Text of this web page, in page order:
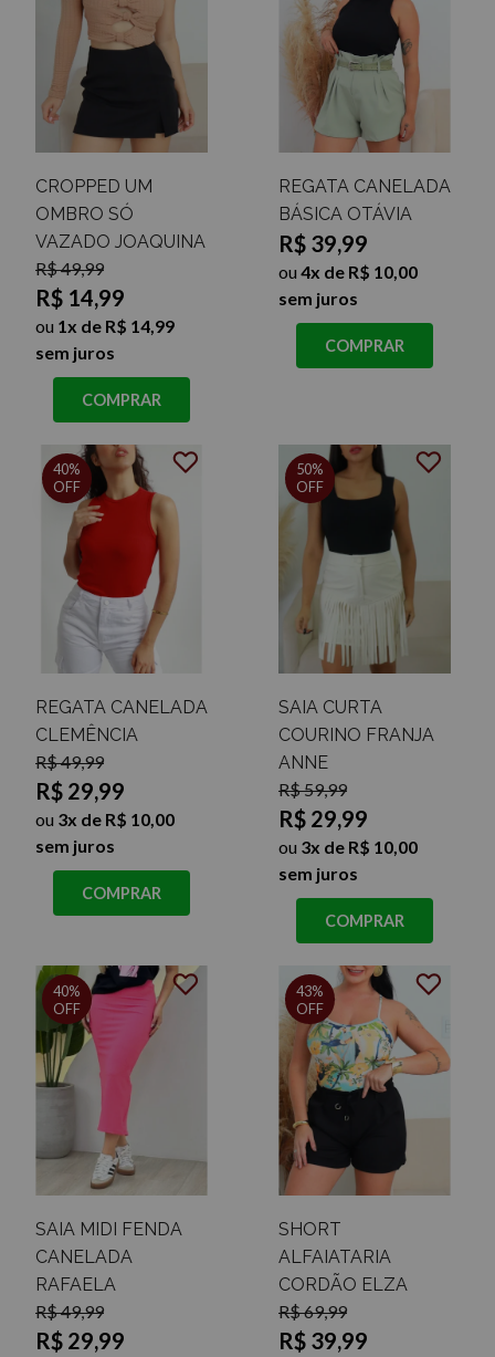
CROPPED UM
OMBRO SÓ
VAZADO JOAQUINA
R$ 49,99
R$ 14,99
ou 1x de R$ 14,99
sem juros
COMPRAR
REGATA CANELADA
BÁSICA OTÁVIA
R$ 39,99
ou 4x de R$ 10,00
sem juros
COMPRAR
REGATA CANELADA
CLEMÊNCIA
R$ 49,99
R$ 29,99
ou 3x de R$ 10,00
sem juros
40%
OFF
COMPRAR
SAIA CURTA
COURINO FRANJA
ANNE
R$ 59,99
R$ 29,99
ou 3x de R$ 10,00
sem juros
50%
OFF
COMPRAR
SAIA MIDI FENDA
CANELADA
RAFAELA
R$ 49,99
R$ 29,99
40%
OFF
SHORT
ALFAIATARIA
CORDÃO ELZA
R$ 69,99
R$ 39,99
43%
OFF